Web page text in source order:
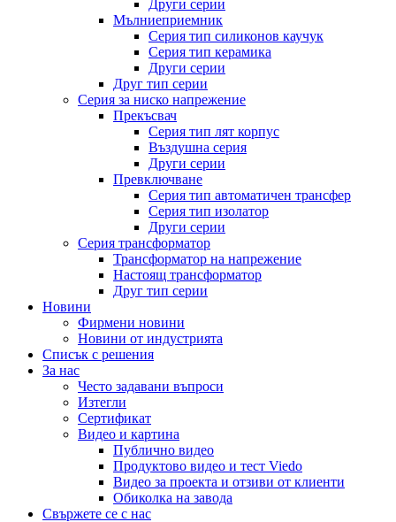
Други серии
Мълниеприемник
Серия тип силиконов каучук
Серия тип керамика
Други серии
Друг тип серии
Серия за ниско напрежение
Прекъсвач
Серия тип лят корпус
Въздушна серия
Други серии
Превключване
Серия тип автоматичен трансфер
Серия тип изолатор
Други серии
Серия трансформатор
Трансформатор на напрежение
Настоящ трансформатор
Друг тип серии
Новини
Фирмени новини
Новини от индустрията
Списък с решения
За нас
Често задавани въпроси
Изтегли
Сертификат
Видео и картина
Публично видео
Продуктово видео и тест Viedo
Видео за проекта и отзиви от клиенти
Обиколка на завода
Свържете се с нас